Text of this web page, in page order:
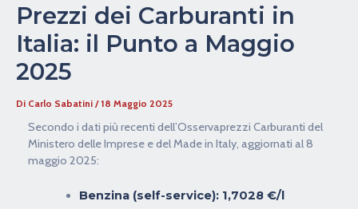
Prezzi dei Carburanti in
Italia: il Punto a Maggio
2025
Di Carlo Sabatini / 18 Maggio 2025
Secondo i dati più recenti dell’Osservaprezzi Carburanti del
Ministero delle Imprese e del Made in Italy, aggiornati al 8
maggio 2025:
Benzina (self-service): 1,7028 €/l